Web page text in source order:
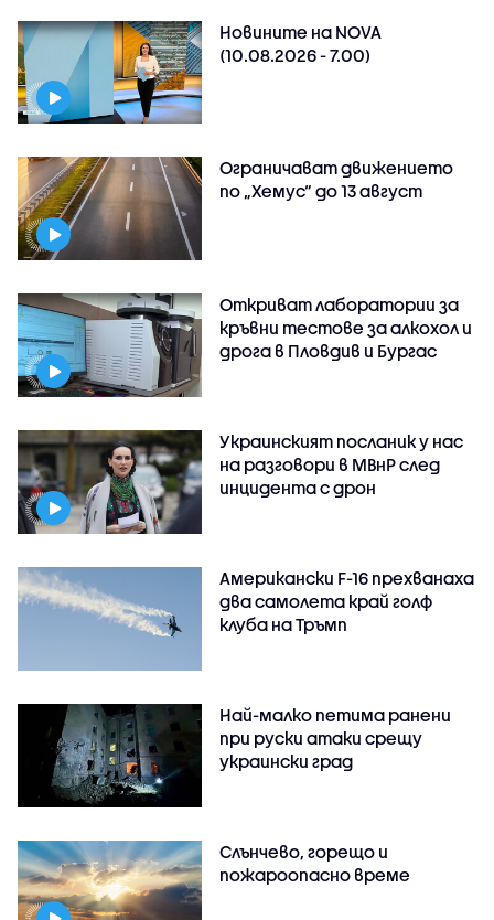
Новините на NOVA
(10.08.2026 - 7.00)
Ограничават движението
по „Хемус“ до 13 август
Откриват лаборатории за
кръвни тестове за алкохол и
дрога в Пловдив и Бургас
Украинският посланик у нас
на разговори в МВнР след
инцидента с дрон
Американски F-16 прехванаха
два самолета край голф
клуба на Тръмп
Най-малко петима ранени
при руски атаки срещу
украински град
Слънчево, горещо и
пожароопасно време